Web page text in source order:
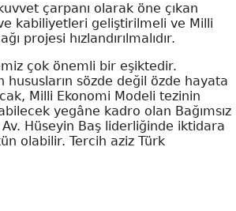
çarpanı olarak öne çıkan
kabiliyetleri geliştirilmeli ve Milli
projesi hızlandırılmalıdır.
çok önemli bir eşiktedir.
hususların sözde değil özde hayata
Milli Ekonomi Modeli tezinin
yegâne kadro olan Bağımsız
Hüseyin Baş liderliğinde iktidara
olabilir. Tercih aziz Türk